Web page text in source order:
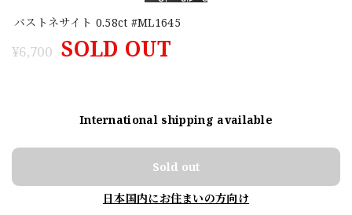
バストネサイト 0.58ct #ML1645
¥6,700 SOLD OUT
International shipping available
Sold out
日本国内にお住まいの方向け